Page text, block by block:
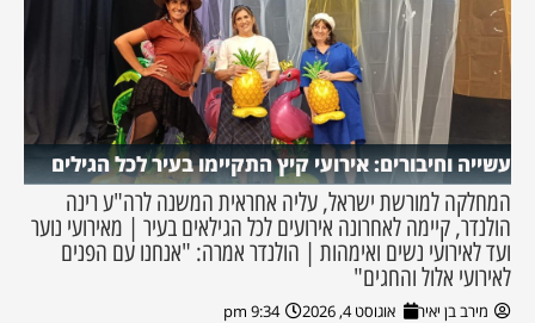
עשייה וחיבורים: אירועי קיץ התקיימו בעיר לכל הגילים
המחלקה למורשת ישראל, עליה אחראית המשנה לרה"ע רינה
הולנדר, קיימה לאחרונה אירועים לכל הגילאים בעיר | מאירועי נוער
ועד לאירועי נשים ואימהות | הולנדר אמרה: "אנחנו עם הפנים
לאירועי אלול והחגים"
מירב בן יאיר אוגוסט 4, 2026 9:34 pm